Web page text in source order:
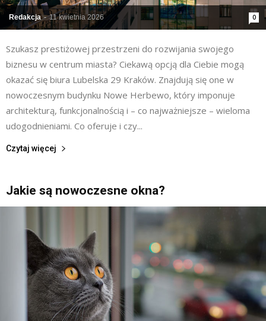
Redakcja - 11 kwietnia 2026 0
Szukasz prestiżowej przestrzeni do rozwijania swojego
biznesu w centrum miasta? Ciekawą opcją dla Ciebie mogą
okazać się biura Lubelska 29 Kraków. Znajdują się one w
nowoczesnym budynku Nowe Herbewo, który imponuje
architekturą, funkcjonalnością i – co najważniejsze – wieloma
udogodnieniami. Co oferuje i czy...
Czytaj więcej
Jakie są nowoczesne okna?